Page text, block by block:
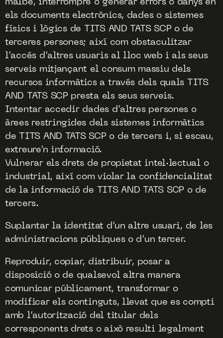
malbé, interrompre o generar errors o danys en
els documents electrònics, dades o sistemes
físics i lògics de TITS AND TATS SCP o de
terceres persones; així com obstaculitzar
l’accés d’altres usuaris al lloc web i als seus
serveis mitjançant el consum massiu dels
recursos informàtics a través dels quals TITS
AND TATS SCP presta els seus serveis.
Intentar accedir dades d’altres persones o
àrees restringides dels sistemes informàtics
de TITS AND TATS SCP o de tercers i, si escau,
extreure’n informació.
Vulnerar els drets de propietat intel·lectual o
industrial, així com violar la confidencialitat
de la informació de TITS AND TATS SCP o de
tercers.
Suplantar la identitat d’un altre usuari, de les
administracions públiques o d’un tercer.
Reproduir, copiar, distribuir, posar a
disposició o de qualsevol altra manera
comunicar públicament, transformar o
modificar els continguts, llevat que es compti
amb l’autorització del titular dels
corresponents drets o això resulti legalment